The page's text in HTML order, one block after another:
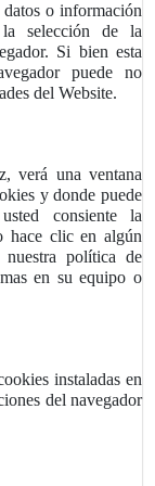
o información
selección de la
Si bien esta
puede no
del Website.
verá una ventana
y donde puede
consiente la
hace clic en algún
política de
en su equipo o
instaladas en
del navegador